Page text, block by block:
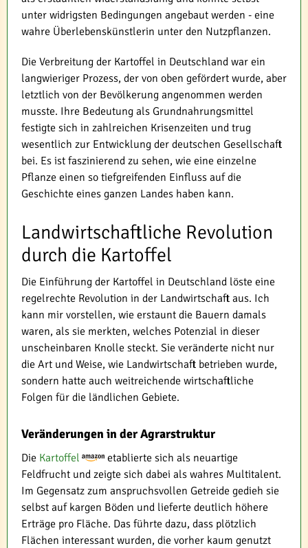
unter widrigsten Bedingungen angebaut werden - eine
wahre Überlebenskünstlerin unter den Nutzpflanzen.
Die Verbreitung der Kartoffel in Deutschland war ein
langwieriger Prozess, der von oben gefördert wurde, aber
letztlich von der Bevölkerung angenommen werden
musste. Ihre Bedeutung als Grundnahrungsmittel
festigte sich in zahlreichen Krisenzeiten und trug
wesentlich zur Entwicklung der deutschen Gesellschaft
bei. Es ist faszinierend zu sehen, wie eine einzelne
Pflanze einen so tiefgreifenden Einfluss auf die
Geschichte eines ganzen Landes haben kann.
Landwirtschaftliche Revolution
durch die Kartoffel
Die Einführung der Kartoffel in Deutschland löste eine
regelrechte Revolution in der Landwirtschaft aus. Ich
kann mir vorstellen, wie erstaunt die Bauern damals
waren, als sie merkten, welches Potenzial in dieser
unscheinbaren Knolle steckt. Sie veränderte nicht nur
die Art und Weise, wie Landwirtschaft betrieben wurde,
sondern hatte auch weitreichende wirtschaftliche
Folgen für die ländlichen Gebiete.
Veränderungen in der Agrarstruktur
Die Kartoffel
etablierte sich als neuartige
Feldfrucht und zeigte sich dabei als wahres Multitalent.
Im Gegensatz zum anspruchsvollen Getreide gedieh sie
selbst auf kargen Böden und lieferte deutlich höhere
Erträge pro Fläche. Das führte dazu, dass plötzlich
Flächen interessant wurden, die vorher kaum genutzt